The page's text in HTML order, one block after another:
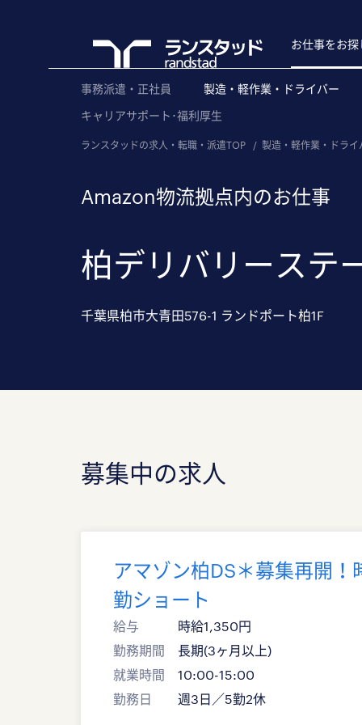
お仕事をお探
事務派遣・正社員
製造・軽作業・ドライバー
キャリアサポート･福利厚生
ランスタッドの求人・転職・派遣TOP / 製造・軽作業・ドラ
Amazon物流拠点内のお仕事
柏デリバリーステ
千葉県柏市大青田576-1 ランドポート柏1F
募集中の求人
アマゾン柏DS＊募集再開
勤ショート
給与
時給1,350円
勤務期間
長期(3ヶ月以上)
就業時間
10:00-15:00
勤務日
週3日／5勤2休